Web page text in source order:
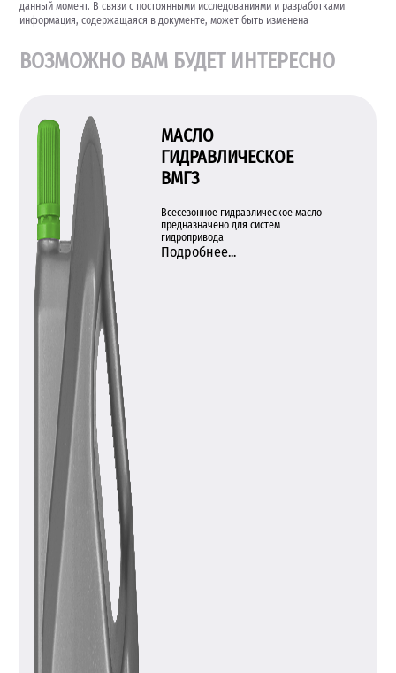
данный момент. В связи с постоянными исследованиями и разработками
информация, содержащаяся в документе, может быть изменена
ВОЗМОЖНО ВАМ БУДЕТ ИНТЕРЕСНО
МАСЛО
ГИДРАВЛИЧЕСКОЕ
ВМГЗ
Всесезонное гидравлическое масло
предназначено для систем
гидропривода
Подробнее...